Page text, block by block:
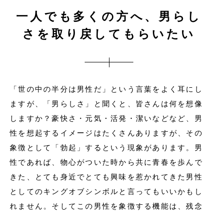
一人でも多くの方へ、男らし
さを取り戻してもらいたい
「世の中の半分は男性だ」という言葉をよく耳にし
ますが、「男らしさ」と聞くと、皆さんは何を想像
しますか？豪快さ・元気・活発・潔いなどなど、男
性を想起するイメージはたくさんありますが、その
象徴として「勃起」するという現象があります。男
性であれば、物心がついた時から共に青春を歩んで
きた、とても身近でとても興味を惹かれてきた男性
としてのキングオブシンボルと言ってもいいかもし
れません。そしてこの男性を象徴する機能は、残念